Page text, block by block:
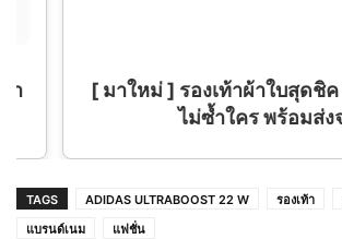
[ มาใหม่ ] รองเท้าผ้าใบสุดชิค สีใ
ไม่ซ้ำใคร พร้อมส่งจาก
TAGS ADIDAS ULTRABOOST 22 W รองเท้า
แบรนด์เนม
แฟชั่น